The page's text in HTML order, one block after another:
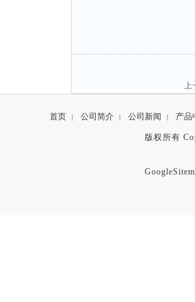
上
首页 | 公司简介 | 公司新闻 | 产品
版权所有